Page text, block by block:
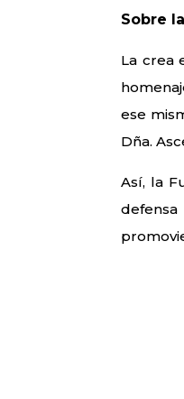
Sobre la
La crea
ese
Dña.
Así, la